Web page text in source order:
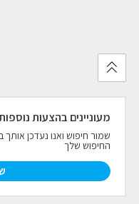
צילום תלת מימד
כתבות
מעוניינים בהצעות
שמור חיפוש ואנו נעדכן
החיפוש שלך